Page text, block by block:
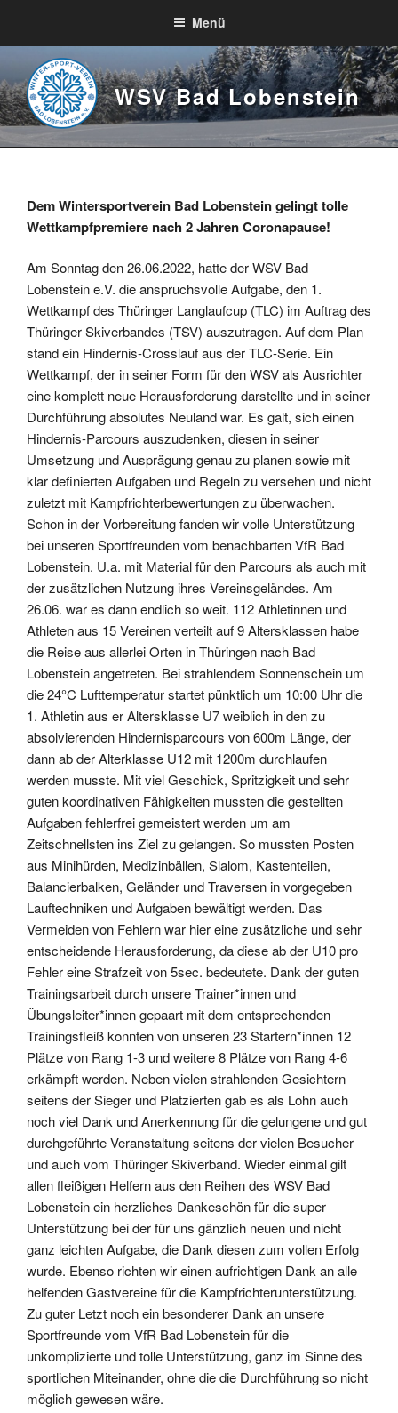
springen
WSV Bad Lobenstein
Menü
Dem Wintersportverein Bad Lobenstein gelingt tolle
Wettkampfpremiere nach 2 Jahren Coronapause!
Am Sonntag den 26.06.2022, hatte der WSV Bad
Lobenstein e.V. die anspruchsvolle Aufgabe, den 1.
Wettkampf des Thüringer Langlaufcup (TLC) im Auftrag des
Thüringer Skiverbandes (TSV) auszutragen. Auf dem Plan
stand ein Hindernis-Crosslauf aus der TLC-Serie. Ein
Wettkampf, der in seiner Form für den WSV als Ausrichter
eine komplett neue Herausforderung darstellte und in seiner
Durchführung absolutes Neuland war. Es galt, sich einen
Hindernis-Parcours auszudenken, diesen in seiner
Umsetzung und Ausprägung genau zu planen sowie mit
klar definierten Aufgaben und Regeln zu versehen und nicht
zuletzt mit Kampfrichterbewertungen zu überwachen.
Schon in der Vorbereitung fanden wir volle Unterstützung
bei unseren Sportfreunden vom benachbarten VfR Bad
Lobenstein. U.a. mit Material für den Parcours als auch mit
der zusätzlichen Nutzung ihres Vereinsgeländes. Am
26.06. war es dann endlich so weit. 112 Athletinnen und
Athleten aus 15 Vereinen verteilt auf 9 Altersklassen habe
die Reise aus allerlei Orten in Thüringen nach Bad
Lobenstein angetreten. Bei strahlendem Sonnenschein um
die 24°C Lufttemperatur startet pünktlich um 10:00 Uhr die
1. Athletin aus er Altersklasse U7 weiblich in den zu
absolvierenden Hindernisparcours von 600m Länge, der
dann ab der Alterklasse U12 mit 1200m durchlaufen
werden musste. Mit viel Geschick, Spritzigkeit und sehr
guten koordinativen Fähigkeiten mussten die gestellten
Aufgaben fehlerfrei gemeistert werden um am
Zeitschnellsten ins Ziel zu gelangen. So mussten Posten
aus Minihürden, Medizinbällen, Slalom, Kastenteilen,
Balancierbalken, Geländer und Traversen in vorgegeben
Lauftechniken und Aufgaben bewältigt werden. Das
Vermeiden von Fehlern war hier eine zusätzliche und sehr
entscheidende Herausforderung, da diese ab der U10 pro
Fehler eine Strafzeit von 5sec. bedeutete. Dank der guten
Trainingsarbeit durch unsere Trainer*innen und
Übungsleiter*innen gepaart mit dem entsprechenden
Trainingsfleiß konnten von unseren 23 Startern*innen 12
Plätze von Rang 1-3 und weitere 8 Plätze von Rang 4-6
erkämpft werden. Neben vielen strahlenden Gesichtern
seitens der Sieger und Platzierten gab es als Lohn auch
noch viel Dank und Anerkennung für die gelungene und gut
durchgeführte Veranstaltung seitens der vielen Besucher
und auch vom Thüringer Skiverband. Wieder einmal gilt
allen fleißigen Helfern aus den Reihen des WSV Bad
Lobenstein ein herzliches Dankeschön für die super
Unterstützung bei der für uns gänzlich neuen und nicht
ganz leichten Aufgabe, die Dank diesen zum vollen Erfolg
wurde. Ebenso richten wir einen aufrichtigen Dank an alle
helfenden Gastvereine für die Kampfrichterunterstützung.
Zu guter Letzt noch ein besonderer Dank an unsere
Sportfreunde vom VfR Bad Lobenstein für die
unkomplizierte und tolle Unterstützung, ganz im Sinne des
sportlichen Miteinander, ohne die die Durchführung so nicht
möglich gewesen wäre.